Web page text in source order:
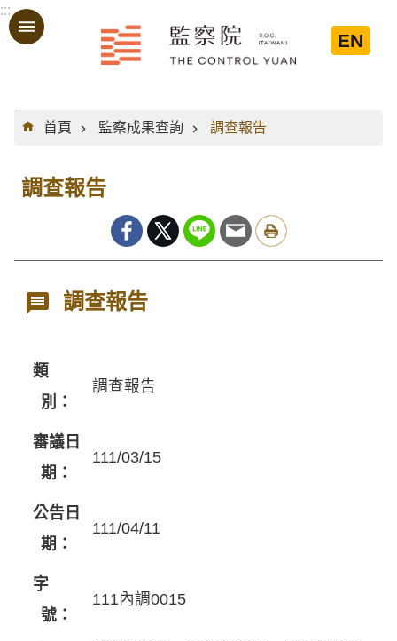
跳到主要內容區塊
:::
EN
:::
首頁
監察成果查詢 調查報告
調查報告
調查報告
類
別：
調查報告
審議日
期：
111/03/15
公告日
期：
111/04/11
字
號：
111內調0015